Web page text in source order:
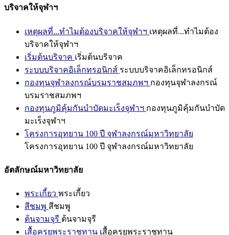
บริจาคให้จุฬาฯ
เหตุผลที่...ทำไมต้องบริจาคให้จุฬาฯ เหตุผลที่...ทำไมต้อง
บริจาคให้จุฬาฯ
เริ่มต้นบริจาค เริ่มต้นบริจาค
ระบบบริจาคอิเล็กทรอนิกส์ ระบบบริจาคอิเล็กทรอนิกส์
กองทุนจุฬาลงกรณ์บรมราชสมภพฯ กองทุนจุฬาลงกรณ์
บรมราชสมภพฯ
กองทุนภูมิคุ้มกันบำบัดมะเร็งจุฬาฯ กองทุนภูมิคุ้มกันบำบัด
มะเร็งจุฬาฯ
โครงการอุทยาน 100 ปี จุฬาลงกรณ์มหาวิทยาลัย
โครงการอุทยาน 100 ปี จุฬาลงกรณ์มหาวิทยาลัย
อัตลักษณ์มหาวิทยาลัย
พระเกี้ยว พระเกี้ยว
สีชมพู สีชมพู
ต้นจามจุรี ต้นจามจุรี
เสื้อครุยพระราชทาน เสื้อครุยพระราชทาน